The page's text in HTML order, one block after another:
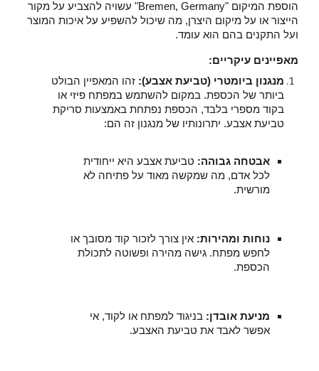
הוספת המיקום "Bremen, Germany" עשויה להצביע על מקור
הייצור או על מיקום היצרן, מה שיכול להשפיע על איכות המוצר
ועל התקנים בהם הוא עומד.
מאפיינים עיקריים:
מנגנון ביומטרי (טביעת אצבע): זהו המאפיין הבולט
ביותר של הכספת. במקום להשתמש במפתח פיזי או
בקוד מספרי בלבד, הכספת נפתחת באמצעות סריקת
טביעת אצבע. יתרונותיו של מנגנון זה הם:
אבטחה גבוהה: טביעת אצבע היא ייחודית
לכל אדם, מה שמקשה מאוד על פתיחה לא
מורשית.
נוחות ומהירות: אין צורך לזכור קוד מסובך או
לחפש מפתח. גישה מהירה ופשוטה לתכולת
הכספת.
מניעת אובדן: בניגוד למפתח או לקוד, אי
אפשר לאבד את טביעת האצבע.